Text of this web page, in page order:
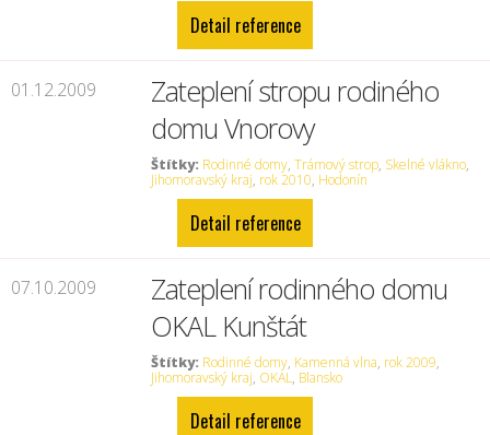
Detail reference
01.12.2009
Zateplení stropu rodiného
domu Vnorovy
Štítky: Rodinné domy,Trámový strop, Skelné vlákno,
Jihomoravský kraj, rok 2010, Hodonín
Detail reference
07.10.2009
Zateplení rodinného domu
OKAL Kunštát
Štítky: Rodinné domy, Kamenná vlna, rok 2009,
Jihomoravský kraj, OKAL, Blansko
Detail reference